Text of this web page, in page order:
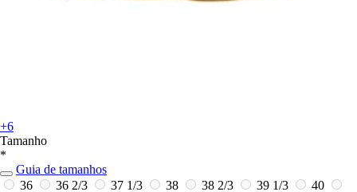
+6
Tamanho
*
Guia de tamanhos
36
36 2/3 37 1/3 38 38 2/3 39 1/3 40